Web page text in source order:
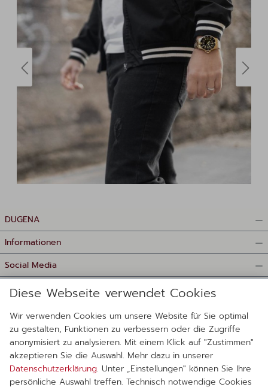
posted by
@dugena_watches
Jetzt entdecken
DUGENA
Informationen
Social Media
Zahlungsmittel
Lieferanten
Diese Webseite verwendet Cookies
Wir verwenden Cookies um unsere Website für Sie optimal
zu gestalten, Funktionen zu verbessern oder die Zugriffe
anonymisiert zu analysieren. Mit einem Klick auf "Zustimmen"
akzeptieren Sie die Auswahl. Mehr dazu in unserer
Datenschutzerklärung. Unter „Einstellungen" können Sie Ihre
persönliche Auswahl treffen. Technisch notwendige Cookies